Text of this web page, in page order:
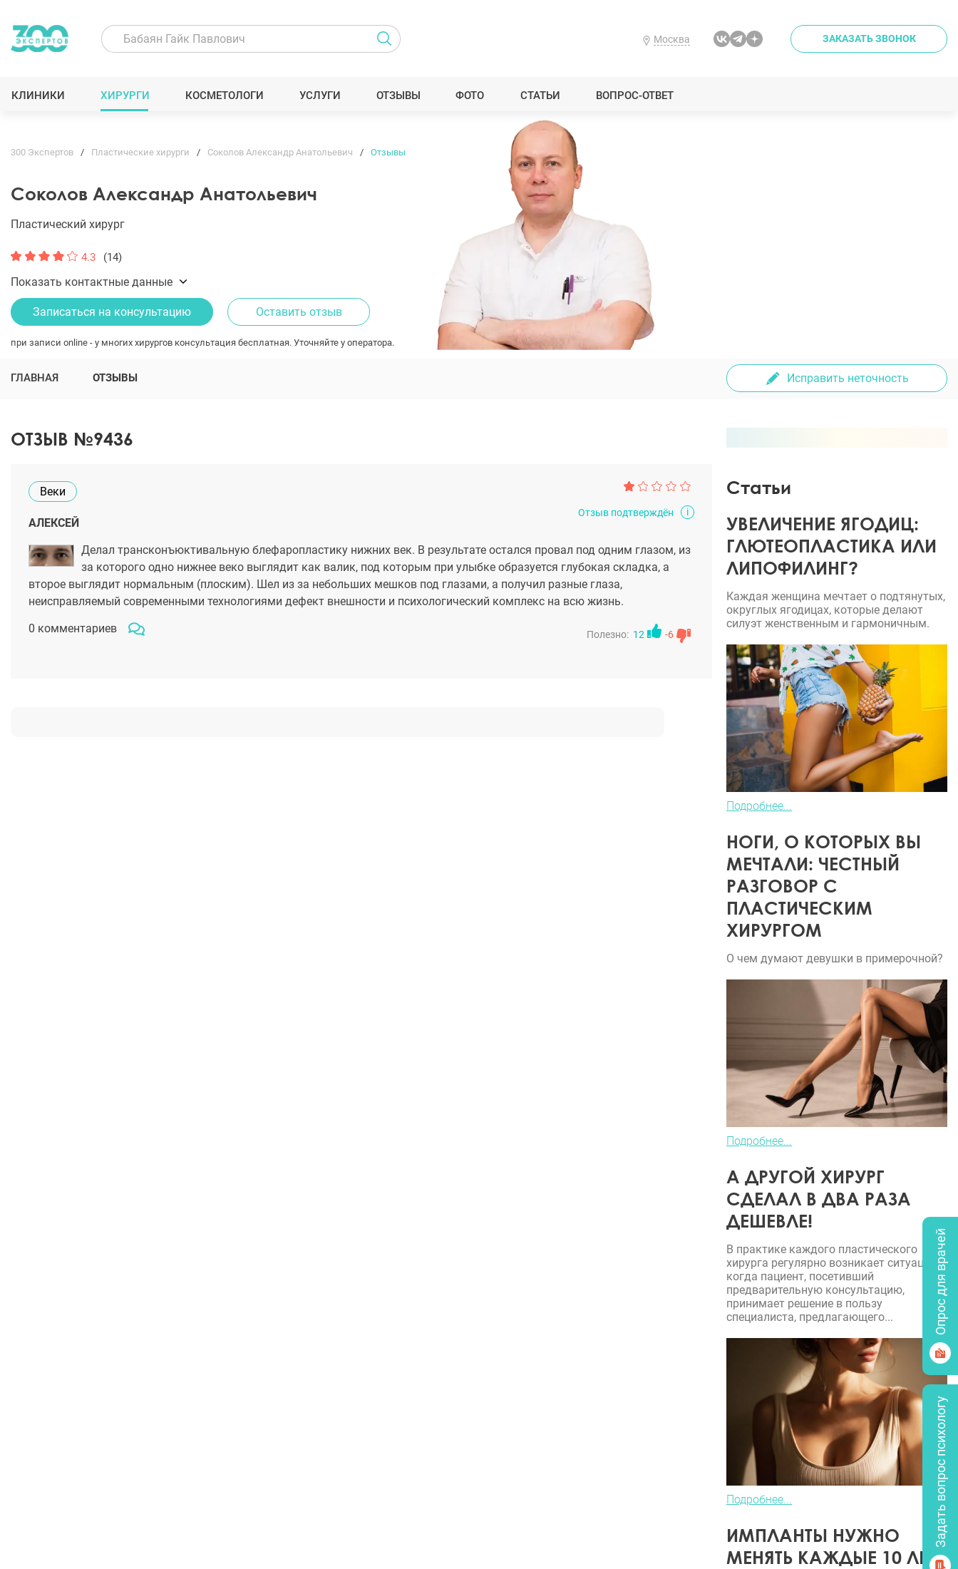
Москва ЗАКАЗАТЬ ЗВОНОК
КЛИНИКИ ХИРУРГИ КОСМЕТОЛОГИ УСЛУГИ ОТЗЫВЫ ФОТО СТАТЬИ ВОПРОС-ОТВЕТ
300 Экспертов Пластические хирурги Соколов Александр Анатольевич Отзывы
Соколов Александр Анатольевич
Пластический хирург
4.3 (14)
Показать контактные данные
Записаться на консультацию Оставить отзыв
при записи online - у многих хирургов консультация бесплатная. Уточняйте у оператора.
ГЛАВНАЯ ОТЗЫВЫ Исправить неточность
ОТЗЫВ №9436
Отзыв подтверждён i
Веки
АЛЕКСЕЙ
Делал трансконъюктивальную блефаропластику нижних век. В результате остался провал под одним глазом, из
за которого одно нижнее веко выглядит как валик, под которым при улыбке образуется глубокая складка, а
второе выглядит нормальным (плоским). Шел из за небольших мешков под глазами, а получил разные глаза,
неисправляемый современными технологиями дефект внешности и психологический комплекс на всю жизнь.
0 комментариев
Полезно: 12 -6
Статьи
УВЕЛИЧЕНИЕ ЯГОДИЦ:
ГЛЮТЕОПЛАСТИКА ИЛИ
ЛИПОФИЛИНГ?
Каждая женщина мечтает о подтянутых,
округлых ягодицах, которые делают
силуэт женственным и гармоничным.
Подробнее...
НОГИ, О КОТОРЫХ ВЫ
МЕЧТАЛИ: ЧЕСТНЫЙ
РАЗГОВОР С
ПЛАСТИЧЕСКИМ
ХИРУРГОМ
О чем думают девушки в примерочной?
Подробнее...
А ДРУГОЙ ХИРУРГ
СДЕЛАЛ В ДВА РАЗА
ДЕШЕВЛЕ!
В практике каждого пластического
хирурга регулярно возникает ситуация,
когда пациент, посетивший
предварительную консультацию,
принимает решение в пользу
специалиста, предлагающего...
Подробнее...
ИМПЛАНТЫ НУЖНО
МЕНЯТЬ КАЖДЫЕ 10 ЛЕТ?
Опрос для врачей
Задать вопрос психологу